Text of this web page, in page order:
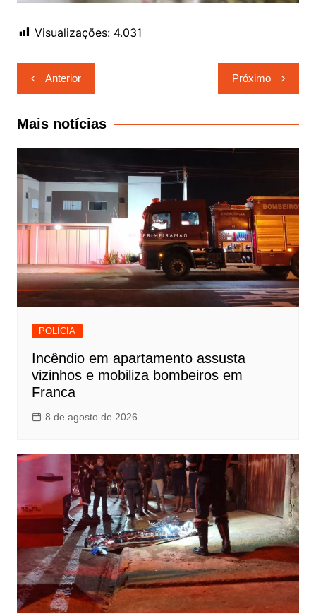
Visualizações: 4.031
Navegação
de
Post
Anterior Próximo
Mais notícias
POLÍCIA
Incêndio em apartamento assusta
vizinhos e mobiliza bombeiros em
Franca
8 de agosto de 2026